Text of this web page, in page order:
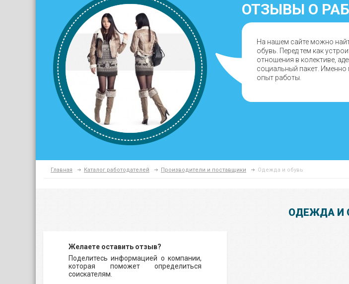
ОТЗЫВЫ О
На нашем сайте можно
обувь. Перед тем как
отношения в колективе,
социальный пакет.
опыт работы.
Главная Каталог работодателей Производители и поставщики Одежда и обувь
ОДЕЖДА И
Желаете оставить отзыв?
Поделитесь информацией о компании,
которая поможет определиться
соискателям.